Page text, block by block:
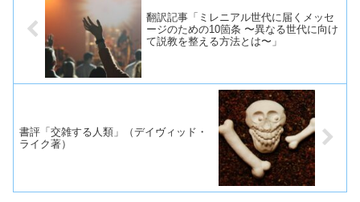
翻訳記事「ミレニアル世代に届くメッセ
ージのための10箇条 〜異なる世代に向け
て説教を整える方法とは〜」
書評「交雑する人類」（デイヴィッド・
ライク著）